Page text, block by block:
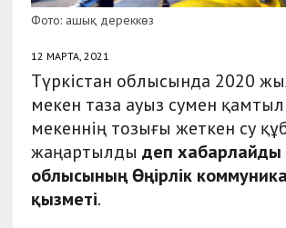
Фото: ашық дереккөз
12 МАРТА, 2021
Түркістан облысында 2020
мекен таза ауыз сумен
мекеннің тозығы жеткен су
жаңартылды деп хабарлайды
облысының Өңірлік
қызметі.